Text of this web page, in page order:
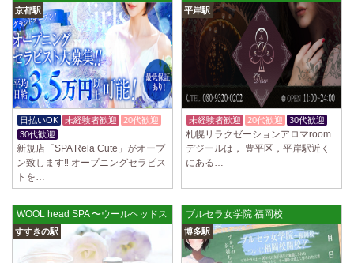
初めまして、大人の隠れ家の女店長です。 当店では業界の闇である講習
時のセクハラを撲滅するために女店長または在籍セラピストが講…
2025/03/28[渋谷駅]
大人の隠れ家 渋谷ルーム
初めまして、大人の隠れ家の女店長です。 当店では業界の闇である講習
時のセクハラを撲滅するために女店長または在籍セラピストが講…
2025/03/28
aroma Angel
セラピストさんを大募集しております 完全歩合で50%〜60%以上！！ 掛
け持ちOK、完全個室待機など嬉しい高待遇が盛りだくさんです♪ …
2025/03/28 [東海学園前駅]
デビルキャット
24時間営業！自由シフトで好きな時間に働ける 未経験者歓迎♪個室待機
でゆっくり自分の好きな事ができます♪ 可愛い制服もご用意して…
京都駅
日払いOK 未経験者歓迎
20代歓迎
30代歓迎
新規店「SPA Rela Cute」がオープ
ン致します‼ オープニングセラピス
トを…
平岸駅
未経験者歓迎 20代歓迎 30代歓迎
札幌リラクゼーションアロマroom
デジールは， 豊平区，平岸駅近く
にある…
WOOL head SPA 〜ウールヘッドスパ〜
すすきの駅
ブルセラ女学院 福岡校
博多駅